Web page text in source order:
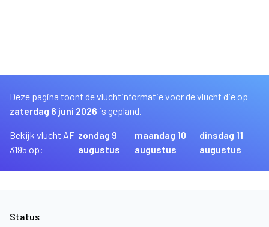
Deze pagina toont de vluchtinformatie voor de vlucht die op
zaterdag 6 juni 2026 is gepland.
Bekijk vlucht AF
3195 op:
zondag 9
augustus
maandag 10
augustus
dinsdag 11
augustus
Status